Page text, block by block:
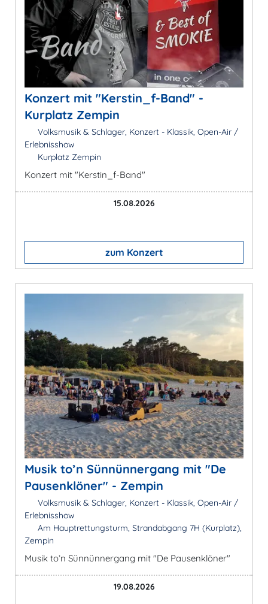
Konzert mit "Kerstin_f-Band" -
Kurplatz Zempin
Volksmusik & Schlager, Konzert - Klassik, Open-Air /
Erlebnisshow
Kurplatz Zempin
Konzert mit "Kerstin_f-Band"
15.08.2026
zum Konzert
Musik to’n Sünnünnergang mit "De
Pausenklöner" - Zempin
Volksmusik & Schlager, Konzert - Klassik, Open-Air /
Erlebnisshow
Am Hauptrettungsturm, Strandabgang 7H (Kurplatz),
Zempin
Musik to’n Sünnünnergang mit "De Pausenklöner"
19.08.2026